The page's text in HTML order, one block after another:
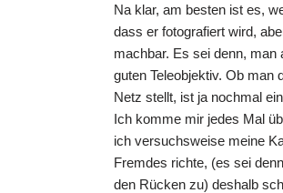
Na klar, am besten ist es,
dass er fotografiert wird,
machbar. Es sei denn, man
guten Teleobjektiv. Ob man
Netz stellt, ist ja nochmal
Ich komme mir jedes Mal
ich versuchsweise meine
Fremdes richte, (es sei
den Rücken zu) deshalb